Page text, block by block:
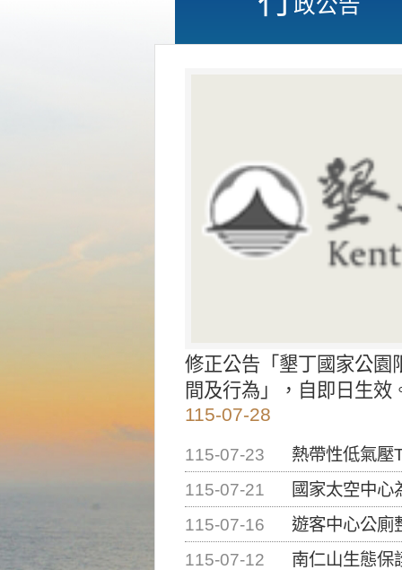
修正公告「墾丁國家公園
間及行為」，自即日生效
115-07-28
115-07-23
熱帶性低氣壓
115-07-21
國家太空中心為辦理
115-07-16
遊客中心公廁
115-07-12
南仁山生態保護區步道已完成